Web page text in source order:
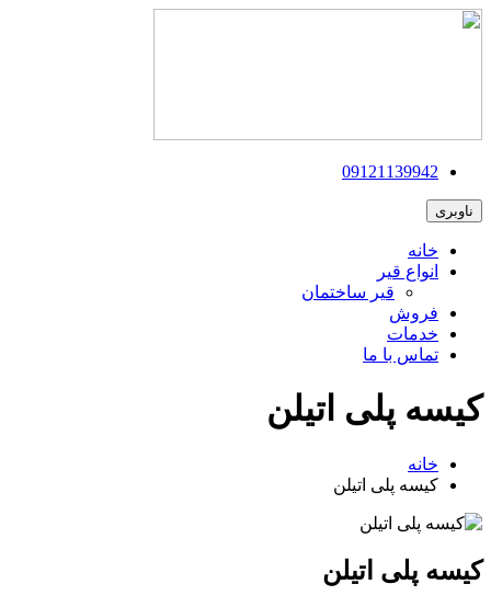
09121139942
ناوبری
خانه
انواع قیر
قیر ساختمان
فروش
خدمات
تماس با ما
کیسه پلی اتیلن
خانه
کیسه پلی اتیلن
کیسه پلی اتیلن